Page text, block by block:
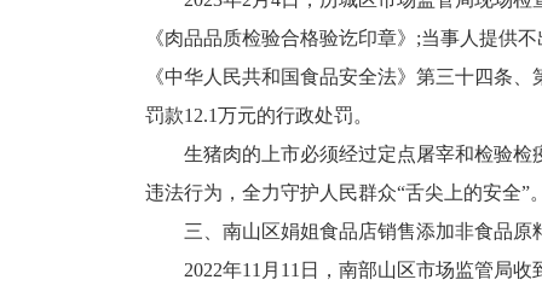
《肉品品质检验合格验讫印章》;当事人提供
《中华人民共和国食品安全法》第三十四条
罚款12.1万元的行政处罚。
生猪肉的上市必须经过定点屠宰和检验
违法行为，全力守护人民群众“舌尖上的安全”
三、南山区娟姐食品店销售添加非食品原
2022年11月11日，南部山区市场监管局